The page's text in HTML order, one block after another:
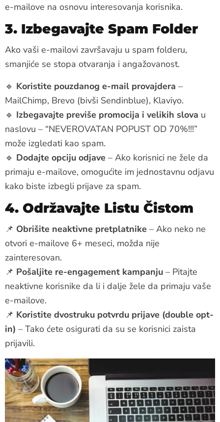
e-mailove na osnovu interesovanja korisnika.
3. Izbegavajte Spam Folder
Ako vaši e-mailovi završavaju u spam folderu,
smanjiće se stopa otvaranja i angažovanost.
🔹 Koristite pouzdanog e-mail provajdera –
MailChimp, Brevo (bivši Sendinblue), Klaviyo.
🔹 Izbegavajte previše promocija i velikih slova u
naslovu – “NEVEROVATAN POPUST OD 70%!!!”
može izgledati kao spam.
🔹 Dodajte opciju odjave – Ako korisnici ne žele da
primaju e-mailove, omogućite im jednostavnu odjavu
kako biste izbegli prijave za spam.
4. Održavajte Listu Čistom
📌 Obrišite neaktivne pretplatnike – Ako neko ne
otvori e-mailove 6+ meseci, možda nije
zainteresovan.
📌 Pošaljite re-engagement kampanju – Pitajte
neaktivne korisnike da li i dalje žele da primaju vaše
e-mailove.
📌 Koristite dvostruku potvrdu prijave (double opt-
in) – Tako ćete osigurati da su se korisnici zaista
prijavili.